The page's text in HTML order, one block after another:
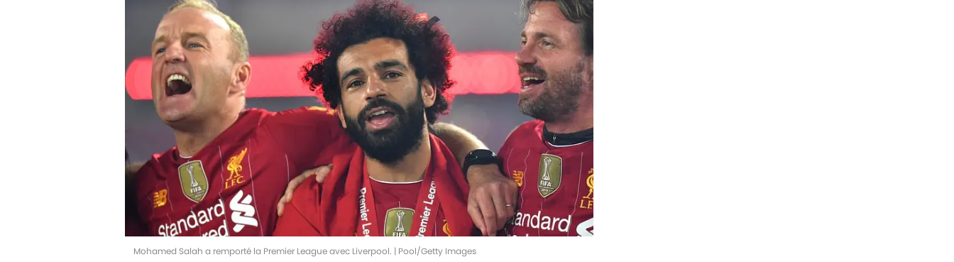
Mohamed Salah a remporté la Premier League avec Liverpool. | Pool/Getty Images